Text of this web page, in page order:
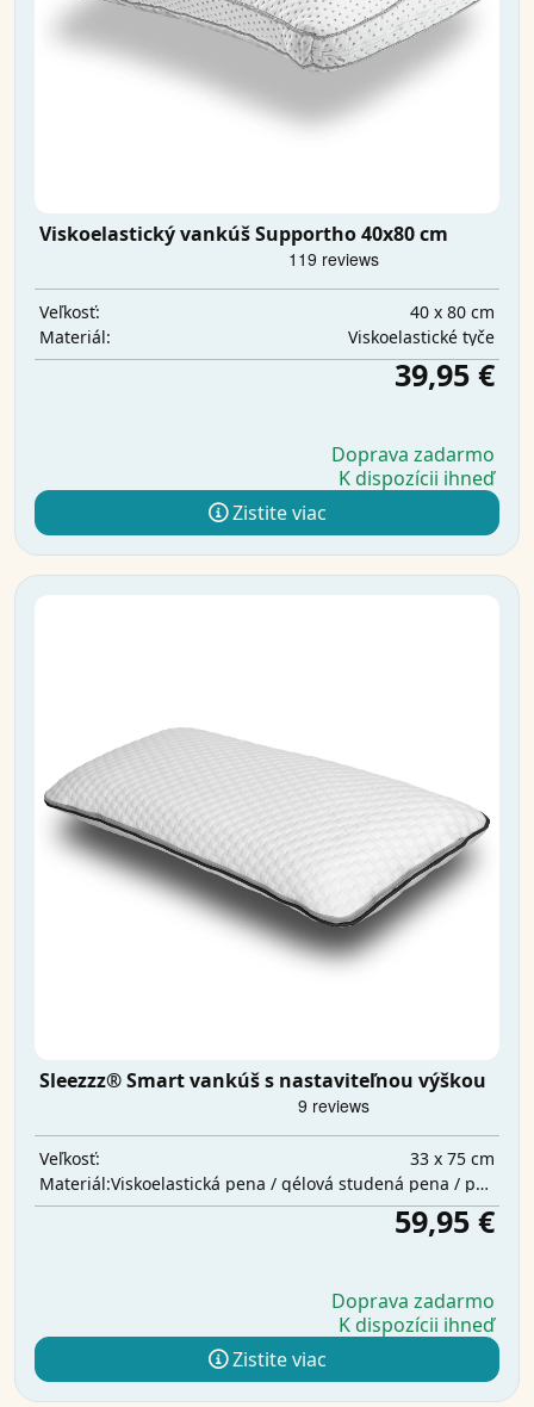
Viskoelastický vankúš Supportho 40x80 cm
Veľkosť:
40 x 80 cm
Materiál:
Viskoelastické tyče
39,95 €
Doprava zadarmo
K dispozícii ihneď
Zistite viac
Sleezzz® Smart vankúš s nastaviteľnou výškou
Veľkosť:
33 x 75 cm
Materiál:
Viskoelastická pena / gélová studená pena / polyesterová vata
59,95 €
Doprava zadarmo
K dispozícii ihneď
Zistite viac